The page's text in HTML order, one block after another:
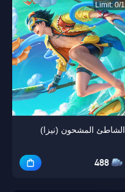
Limit: 0/1
الشاطئ المشحون (نيزا)
488